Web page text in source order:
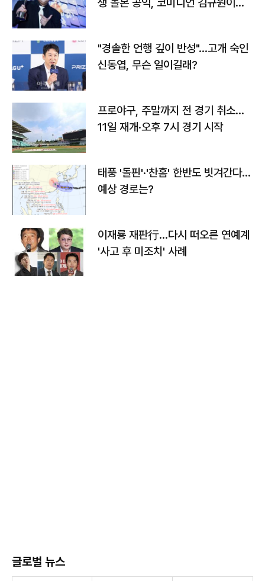
생 돌본 공익, 코미디언 김규원이었
"경솔한 언행 깊이 반성"…고개 숙인
신동엽, 무슨 일이길래?
프로야구, 주말까지 전 경기 취소…
11일 재개·오후 7시 경기 시작
태풍 '돌핀'·'찬홈' 한반도 빗겨간다…
예상 경로는?
이재룡 재판行…다시 떠오른 연예계
'사고 후 미조치' 사례
글로벌 뉴스